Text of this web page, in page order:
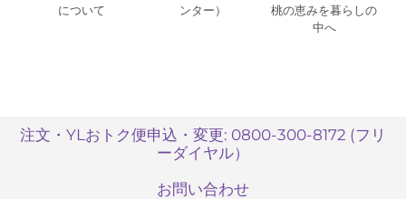
について
ンター）
桃の恵みを暮らしの
中へ
注文・YLおトク便申込・変更: 0800-300-8172 (フリ
ーダイヤル）
お問い合わせ